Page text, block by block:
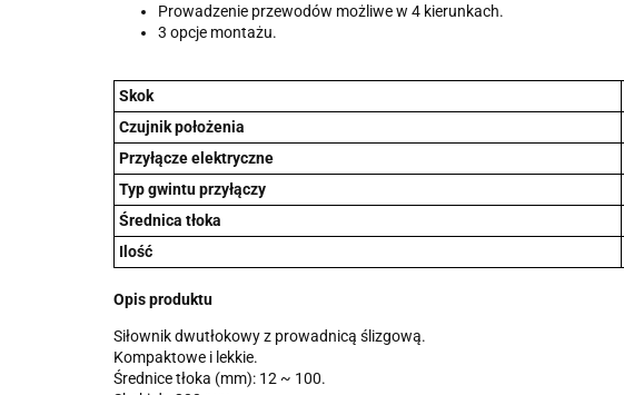
Prowadzenie przewodów możliwe w 4 kierunkach.
3 opcje montażu.
Skok
Czujnik położenia
Przyłącze elektryczne
Typ gwintu przyłączy
Średnica tłoka
Ilość
Opis produktu
Siłownik dwutłokowy z prowadnicą ślizgową.
Kompaktowe i lekkie.
Średnice tłoka (mm): 12 ~ 100.